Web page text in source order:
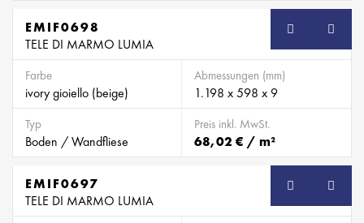
SB
EMIF0698
TELE DI MARMO LUMIA
Farbe
ivory gioiello (beige)
Abmessungen (mm)
1.198 x 598 x 9
Typ
Boden / Wandfliese
Preis inkl. MwSt.
68,02 € / m²
SB
EMIF0697
TELE DI MARMO LUMIA